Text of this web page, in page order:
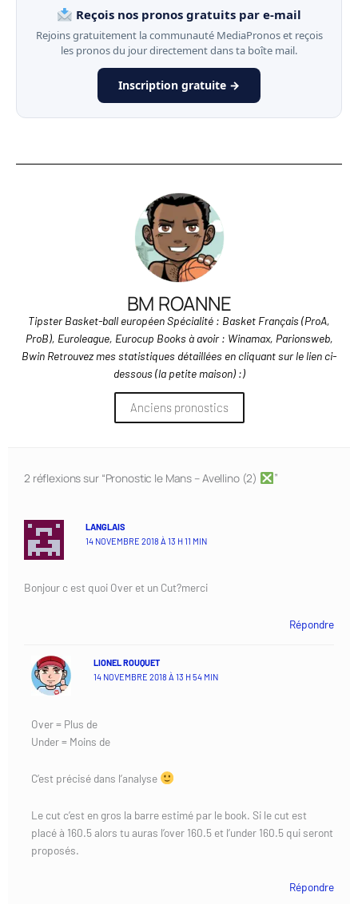
Reçois nos pronos gratuits par e-mail
Rejoins gratuitement la communauté MediaPronos et reçois
les pronos du jour directement dans ta boîte mail.
Inscription gratuite →
BM ROANNE
Tipster Basket-ball européen Spécialité : Basket Français (ProA,
ProB), Euroleague, Eurocup Books à avoir : Winamax, Parionsweb,
Bwin Retrouvez mes statistiques détaillées en cliquant sur le lien ci-
dessous (la petite maison) :)
Anciens pronostics
2 réflexions sur “Pronostic le Mans – Avellino (2) ”
LANGLAIS
14 NOVEMBRE 2018 À 13 H 11 MIN
Bonjour c est quoi Over et un Cut?merci
Répondre
LIONEL ROUQUET
14 NOVEMBRE 2018 À 13 H 54 MIN
Over = Plus de
Under = Moins de
C’est précisé dans l’analyse
Le cut c’est en gros la barre estimé par le book. Si le cut est
placé à 160.5 alors tu auras l’over 160.5 et l’under 160.5 qui seront
proposés.
Répondre